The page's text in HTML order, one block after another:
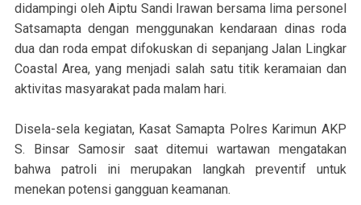
didampingi oleh Aiptu Sandi Irawan bersama lima personel
Satsamapta dengan menggunakan kendaraan dinas roda
dua dan roda empat difokuskan di sepanjang Jalan Lingkar
Coastal Area, yang menjadi salah satu titik keramaian dan
aktivitas masyarakat pada malam hari.
Disela-sela kegiatan, Kasat Samapta Polres Karimun AKP
S. Binsar Samosir saat ditemui wartawan mengatakan
bahwa patroli ini merupakan langkah preventif untuk
menekan potensi gangguan keamanan.